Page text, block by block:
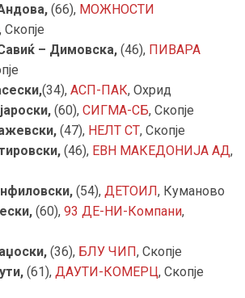
(66), МОЖНОСТИ
, Скопје
– Димовска, (46), ПИВАРА
(34), АСП-ПАК, Охрид
(60), СИГМА-СБ, Скопје
(47), НЕЛТ СТ, Скопје
(46), ЕВН МАКЕДОНИЈА АД,
(54), ДЕТОИЛ, Куманово
(60), 93 ДЕ-НИ-Компани,
(36), БЛУ ЧИП, Скопје
(61), ДАУТИ-КОМЕРЦ, Скопје